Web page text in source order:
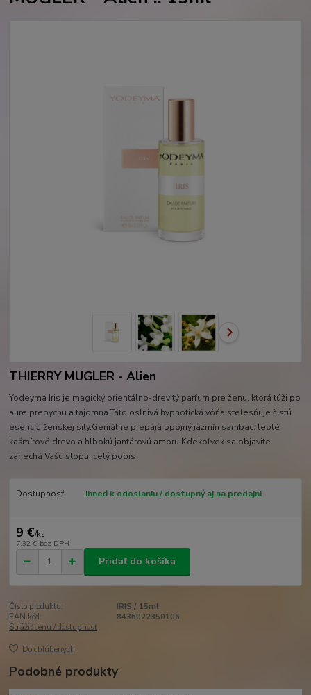
THIERRY MUGLER - Alien
Yodeyma Iris je magický orientálno-drevitý parfum pre ženu, ktorá túži po
aure prepychu a tajomna.Táto oslnivá hypnotická vôňa stelesňuje čistú
esenciu ženskej sily.Geniálne prepája opojný jazmín sambac, teplé
kašmírové drevo a hlbokú jantárovú ambru.Kdekoľvek sa objavite
zanechá Vašu stopu. celý popis
Dostupnosť ihneď k odoslaniu / dostupný aj na predajni
9 €/ks
7,32 € bez DPH
Pridať do košíka
Číslo produktu:
IRIS / 15ml
EAN kód:
8436022350106
Strážiť cenu / dostupnosť
Do obľúbených
Podobné produkty